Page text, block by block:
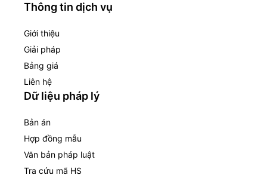
Thông tin dịch vụ
Giới thiệu
Giải pháp
Bảng giá
Liên hệ
Dữ liệu pháp lý
Bản án
Hợp đồng mẫu
Văn bản pháp luật
Tra cứu mã HS